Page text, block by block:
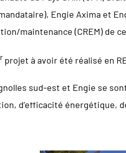
Engie Axima et
maintenance (CREM) de
projet à avoir été réalisé en
sud-est et Engie se
d’efficacité énergétique,